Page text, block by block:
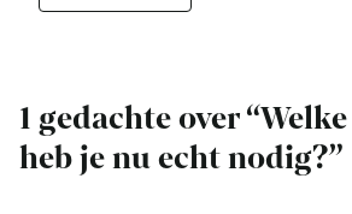
1 gedachte over
heb je nu echt nodig?”